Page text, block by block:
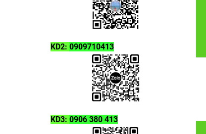
SERIMA
KIKKOMAN
KD2: 0909710413
KD3: 0906 380 413